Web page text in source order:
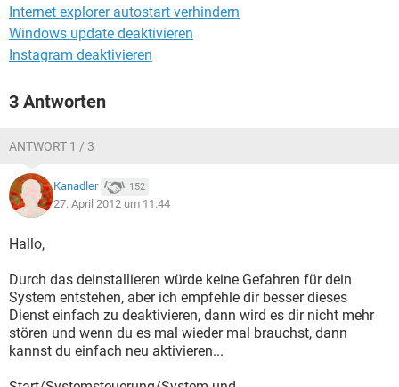
Internet explorer autostart verhindern
Windows update deaktivieren
Instagram deaktivieren
3 Antworten
ANTWORT 1 / 3
Kanadler 152
27. April 2012 um 11:44
Hallo,
Durch das deinstallieren würde keine Gefahren für dein
System entstehen, aber ich empfehle dir besser dieses
Dienst einfach zu deaktivieren, dann wird es dir nicht mehr
stören und wenn du es mal wieder mal brauchst, dann
kannst du einfach neu aktivieren...